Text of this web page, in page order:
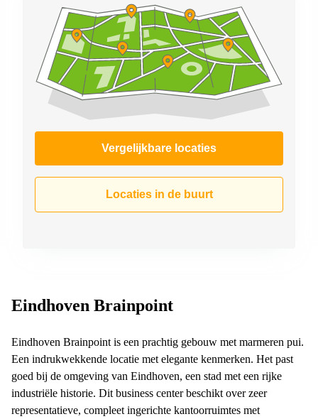
Kantoor
Hengelo
Bedrijfsruimte
Huren in
Nijmegen
Vergelijkbare locaties
Locaties in de buurt
Eindhoven Brainpoint
Eindhoven Brainpoint is een prachtig gebouw met marmeren pui.
Een indrukwekkende locatie met elegante kenmerken. Het past
goed bij de omgeving van Eindhoven, een stad met een rijke
industriële historie. Dit business center beschikt over zeer
representatieve, compleet ingerichte kantoorruimtes met